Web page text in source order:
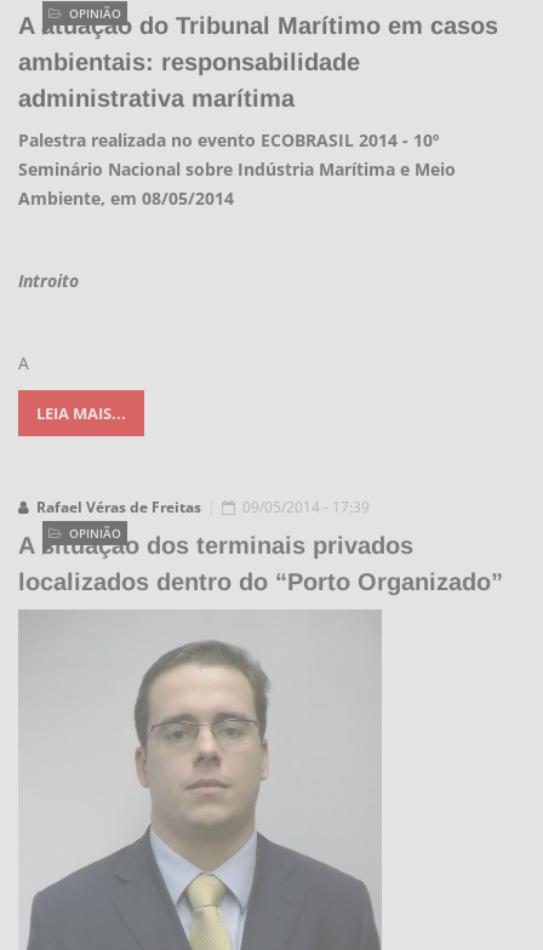
OPINIÃO
A atuação do Tribunal Marítimo em casos
ambientais: responsabilidade
administrativa marítima
Palestra realizada no evento ECOBRASIL 2014 - 10º
Seminário Nacional sobre Indústria Marítima e Meio
Ambiente, em 08/05/2014
Introito
A
LEIA MAIS...
Rafael Véras de Freitas
OPINIÃO
09/05/2014 - 17:39
A situação dos terminais privados
localizados dentro do “Porto Organizado”